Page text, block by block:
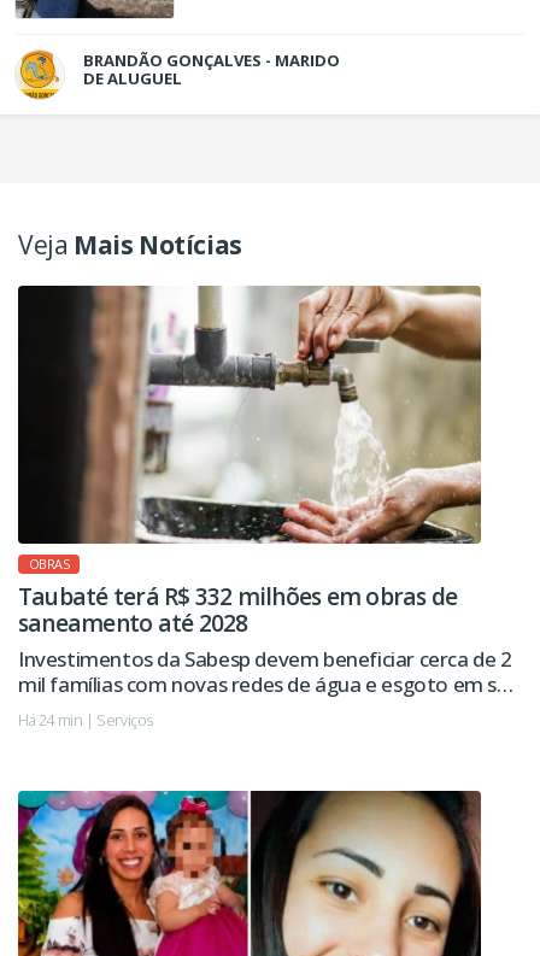
BRANDÃO GONÇALVES - MARIDO
DE ALUGUEL
Veja Mais Notícias
OBRAS
Taubaté terá R$ 332 milhões em obras de
saneamento até 2028
Investimentos da Sabesp devem beneficiar cerca de 2
mil famílias com novas redes de água e esgoto em seis
regiões da cidade.
Há 24 min | Serviços